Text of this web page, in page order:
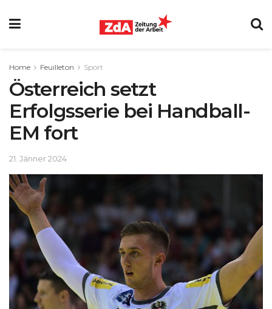
Home Feuilleton Sport
Österreich setzt
Erfolgsserie bei Handball-
EM fort
21. Jänner 2024